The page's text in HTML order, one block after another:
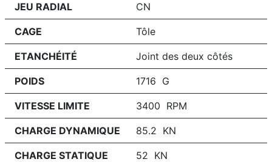
JEU RADIAL CN
CAGE Tôle
ETANCHÉITÉ Joint des deux côtés
POIDS 1716 G
VITESSE LIMITE 3400 RPM
CHARGE DYNAMIQUE 85.2 KN
CHARGE STATIQUE 52 KN